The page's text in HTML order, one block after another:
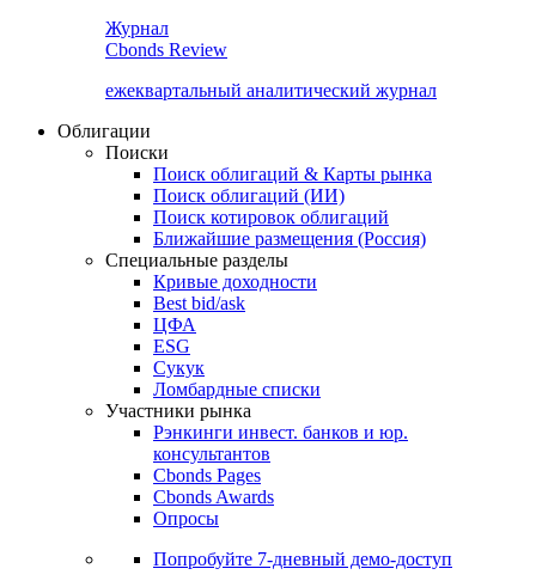
Журнал
Cbonds Review
ежеквартальный аналитический журнал
Облигации
Поиски
Поиск облигаций & Карты рынка
Поиск облигаций (ИИ)
Поиск котировок облигаций
Ближайшие размещения (Россия)
Специальные разделы
Кривые доходности
Best bid/ask
ЦФА
ESG
Сукук
Ломбардные списки
Участники рынка
Рэнкинги инвест. банков и юр.
консультантов
Cbonds Pages
Cbonds Awards
Опросы
Попробуйте 7-дневный демо-доступ